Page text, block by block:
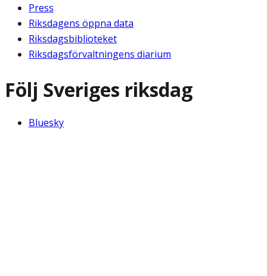
Press
Riksdagens öppna data
Riksdagsbiblioteket
Riksdagsförvaltningens diarium
Följ Sveriges riksdag
Bluesky